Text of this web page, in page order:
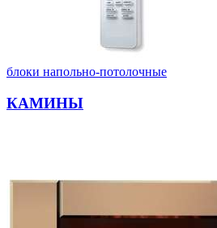
блоки напольно-потолочные
КАМИНЫ